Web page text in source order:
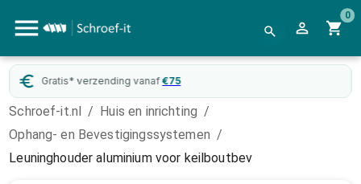
0
Gratis* verzending vanaf €75
Schroef-it.nl / Huis en inrichting /
Ophang- en Bevestigingssystemen /
Leuninghouder aluminium voor keilboutbev